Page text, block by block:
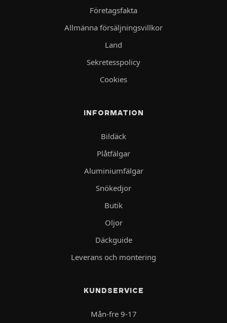
Företagsfakta
Allmänna försäljningsvillkor
Land
Sekretesspolicy
Cookies
INFORMATION
Bildäck
Plåtfälgar
Aluminiumfälgar
Snökedjor
Butik
Oljor
Däckguide
Leverans och montering
KUNDSERVICE
Mån-fre 9-17